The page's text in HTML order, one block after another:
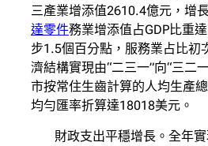
三產業增添值2610.4億元，增
達零件務業增添值占GDP比重
步1.5個百分點，服務業占比初
濟結構實現由“二三一”向“三二
市按常住生齒計算的人均生產
均勻匯率折算達18018美元。
財政支出平穩增長。全年